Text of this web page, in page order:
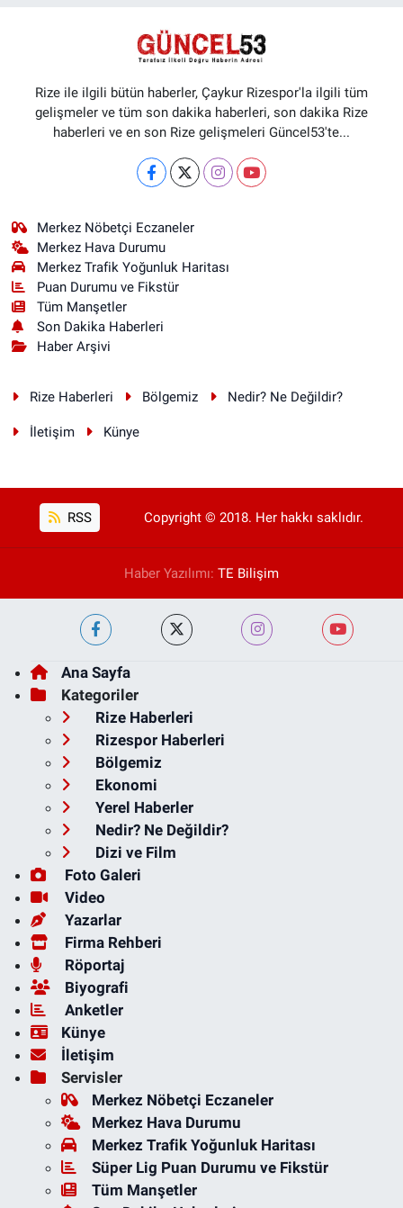
Rize ile ilgili bütün haberler, Çaykur Rizespor'la ilgili tüm
gelişmeler ve tüm son dakika haberleri, son dakika Rize
haberleri ve en son Rize gelişmeleri Güncel53'te...
Merkez Nöbetçi Eczaneler
Merkez Hava Durumu
Merkez Trafik Yoğunluk Haritası
Puan Durumu ve Fikstür
Tüm Manşetler
Son Dakika Haberleri
Haber Arşivi
Rize Haberleri Bölgemiz Nedir? Ne Değildir?
İletişim Künye
RSS Copyright © 2018. Her hakkı saklıdır.
Haber Yazılımı: TE Bilişim
Ana Sayfa
Kategoriler
Rize Haberleri
Rizespor Haberleri
Bölgemiz
Ekonomi
Yerel Haberler
Nedir? Ne Değildir?
Dizi ve Film
Foto Galeri
Video
Yazarlar
Firma Rehberi
Röportaj
Biyografi
Anketler
Künye
İletişim
Servisler
Merkez Nöbetçi Eczaneler
Merkez Hava Durumu
Merkez Trafik Yoğunluk Haritası
Süper Lig Puan Durumu ve Fikstür
Tüm Manşetler